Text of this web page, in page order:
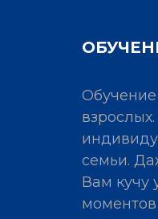
семьи.
Вам кучу